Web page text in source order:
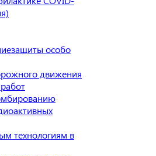
особо
движения
технологиям в